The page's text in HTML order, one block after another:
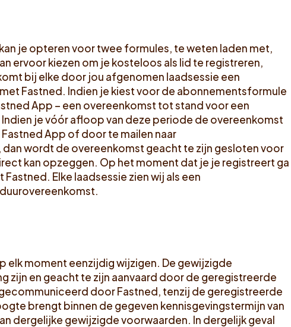
je opteren voor twee formules, te weten laden met,
ervoor kiezen om je kosteloos als lid te registreren,
bij elke door jou afgenomen laadsessie een
Fastned. Indien je kiest voor de abonnementsformule
App – een overeenkomst tot stand voor een
Indien je vóór afloop van deze periode de overeenkomst
App of door te mailen naar
dan wordt de overeenkomst geacht te zijn gesloten voor
kan opzeggen. Op het moment dat je je registreert ga
Elke laadsessie zien wij als een
elk moment eenzijdig wijzigen. De gewijzigde
zijn en geacht te zijn aanvaard door de geregistreerde
door Fastned, tenzij de geregistreerde
brengt binnen de gegeven kennisgevingstermijn van
dergelijke gewijzigde voorwaarden. In dergelijk geval